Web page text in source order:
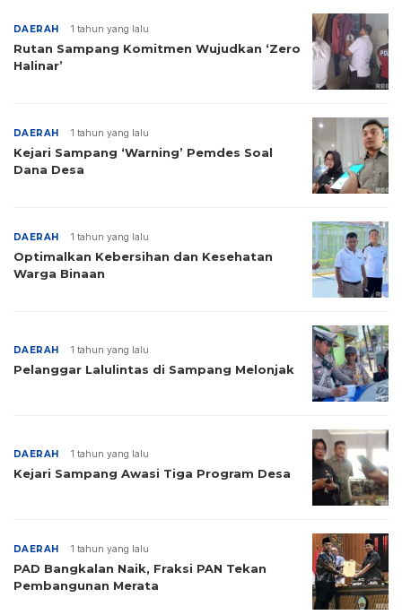
DAERAH 1 tahun yang lalu
Rutan Sampang Komitmen Wujudkan ‘Zero
Halinar’
DAERAH 1 tahun yang lalu
Kejari Sampang ‘Warning’ Pemdes Soal
Dana Desa
DAERAH 1 tahun yang lalu
Optimalkan Kebersihan dan Kesehatan
Warga Binaan
DAERAH 1 tahun yang lalu
Pelanggar Lalulintas di Sampang Melonjak
DAERAH 1 tahun yang lalu
Kejari Sampang Awasi Tiga Program Desa
DAERAH 1 tahun yang lalu
PAD Bangkalan Naik, Fraksi PAN Tekan
Pembangunan Merata